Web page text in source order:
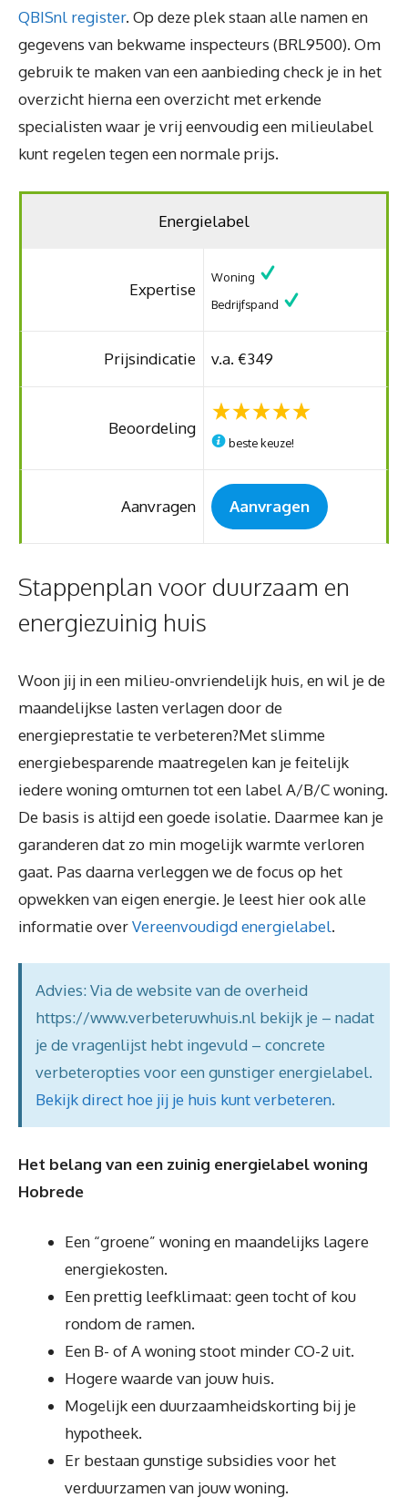
QBISnl register. Op deze plek staan alle namen en
gegevens van bekwame inspecteurs (BRL9500). Om
gebruik te maken van een aanbieding check je in het
overzicht hierna een overzicht met erkende
specialisten waar je vrij eenvoudig een milieulabel
kunt regelen tegen een normale prijs.
Energielabel
Expertise
Woning
Bedrijfspand
Prijsindicatie v.a. €349
Beoordeling
beste keuze!
Aanvragen Aanvragen
Stappenplan voor duurzaam en
energiezuinig huis
Woon jij in een milieu-onvriendelijk huis, en wil je de
maandelijkse lasten verlagen door de
energieprestatie te verbeteren?Met slimme
energiebesparende maatregelen kan je feitelijk
iedere woning omturnen tot een label A/B/C woning.
De basis is altijd een goede isolatie. Daarmee kan je
garanderen dat zo min mogelijk warmte verloren
gaat. Pas daarna verleggen we de focus op het
opwekken van eigen energie. Je leest hier ook alle
informatie overVereenvoudigd energielabel.
Advies: Via de website van de overheid
https://www.verbeteruwhuis.nl bekijk je – nadat
je de vragenlijst hebt ingevuld – concrete
verbeteropties voor een gunstiger energielabel.
Bekijk direct hoe jij je huis kunt verbeteren.
Het belang van een zuinig energielabel woning
Hobrede
Een “groene” woning en maandelijks lagere
energiekosten.
Een prettig leefklimaat: geen tocht of kou
rondom de ramen.
Een B- of A woning stoot minder CO-2 uit.
Hogere waarde van jouw huis.
Mogelijk een duurzaamheidskorting bij je
hypotheek.
Er bestaan gunstige subsidies voor het
verduurzamen van jouw woning.